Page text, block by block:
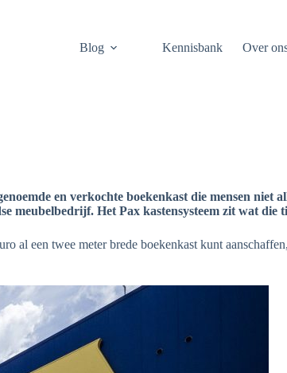
Blog Kennisbank Over
en verkochte boekenkast die mensen niet
Het Pax kastensysteem zit wat die
een twee meter brede boekenkast kunt